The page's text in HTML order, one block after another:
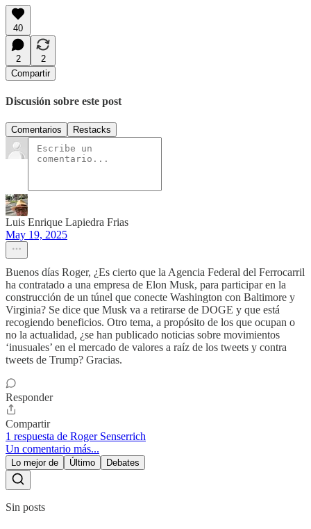
40
2
2
Compartir
Discusión sobre este post
Comentarios Restacks
Luis Enrique Lapiedra Frias
May 19, 2025
Buenos días Roger, ¿Es cierto que la Agencia Federal del Ferrocarril
ha contratado a una empresa de Elon Musk, para participar en la
construcción de un túnel que conecte Washington con Baltimore y
Virginia? Se dice que Musk va a retirarse de DOGE y que está
recogiendo beneficios. Otro tema, a propósito de los que ocupan o
no la actualidad, ¿se han publicado noticias sobre movimientos
‘inusuales’ en el mercado de valores a raíz de los tweets y contra
tweets de Trump? Gracias.
Responder
Compartir
1 respuesta de Roger Senserrich
Un comentario más...
Lo mejor de Último Debates
Sin posts